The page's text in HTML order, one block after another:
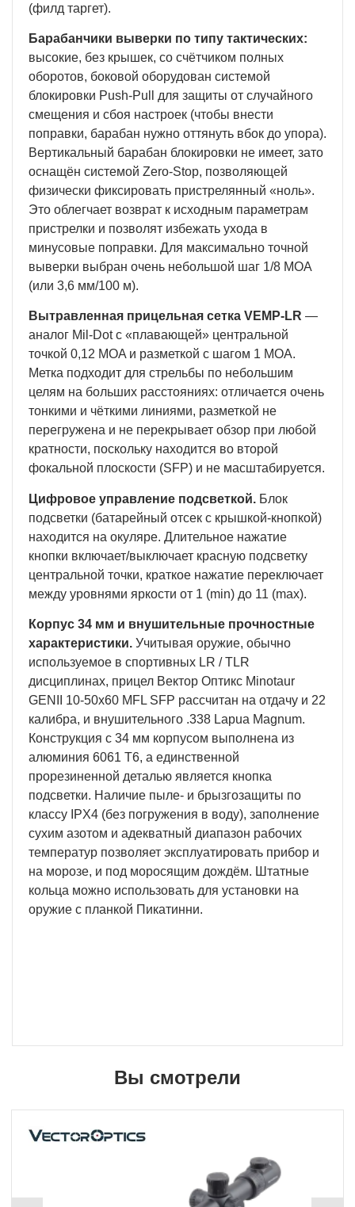
(филд таргет).
Барабанчики выверки по типу тактических:
высокие, без крышек, со счётчиком полных
оборотов, боковой оборудован системой
блокировки Push-Pull для защиты от случайного
смещения и сбоя настроек (чтобы внести
поправки, барабан нужно оттянуть вбок до упора).
Вертикальный барабан блокировки не имеет, зато
оснащён системой Zero-Stop, позволяющей
физически фиксировать пристрелянный «ноль».
Это облегчает возврат к исходным параметрам
пристрелки и позволят избежать ухода в
минусовые поправки. Для максимально точной
выверки выбран очень небольшой шаг 1/8 MOA
(или 3,6 мм/100 м).
Вытравленная прицельная сетка VEMP-LR —
аналог Mil-Dot с «плавающей» центральной
точкой 0,12 MOA и разметкой с шагом 1 MOA.
Метка подходит для стрельбы по небольшим
целям на больших расстояниях: отличается очень
тонкими и чёткими линиями, разметкой не
перегружена и не перекрывает обзор при любой
кратности, поскольку находится во второй
фокальной плоскости (SFP) и не масштабируется.
Цифровое управление подсветкой. Блок
подсветки (батарейный отсек с крышкой-кнопкой)
находится на окуляре. Длительное нажатие
кнопки включает/выключает красную подсветку
центральной точки, краткое нажатие переключает
между уровнями яркости от 1 (min) до 11 (max).
Корпус 34 мм и внушительные прочностные
характеристики. Учитывая оружие, обычно
используемое в спортивных LR / TLR
дисциплинах, прицел Вектор Оптикс Minotaur
GENII 10-50x60 MFL SFP рассчитан на отдачу и 22
калибра, и внушительного .338 Lapua Magnum.
Конструкция с 34 мм корпусом выполнена из
алюминия 6061 Т6, а единственной
прорезиненной деталью является кнопка
подсветки. Наличие пыле- и брызгозащиты по
классу IPX4 (без погружения в воду), заполнение
сухим азотом и адекватный диапазон рабочих
температур позволяет эксплуатировать прибор и
на морозе, и под моросящим дождём. Штатные
кольца можно использовать для установки на
оружие с планкой Пикатинни.
Вы смотрели